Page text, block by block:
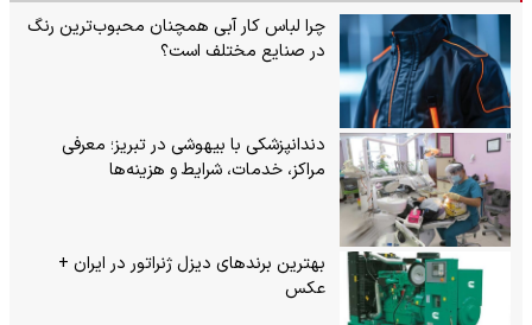
چرا لباس کار آبی همچنان محبوب‌ترین رنگ
در صنایع مختلف است؟
دندانپزشکی با بیهوشی در تبریز؛ معرفی
مراکز، خدمات، شرایط و هزینه‌ها
بهترین برندهای دیزل ژنراتور در ایران +
عکس